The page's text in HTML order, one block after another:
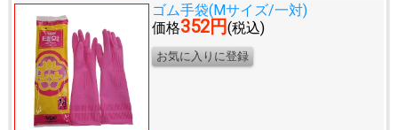
ゴム手袋(Mサイズ/一対)
価格352円(税込)